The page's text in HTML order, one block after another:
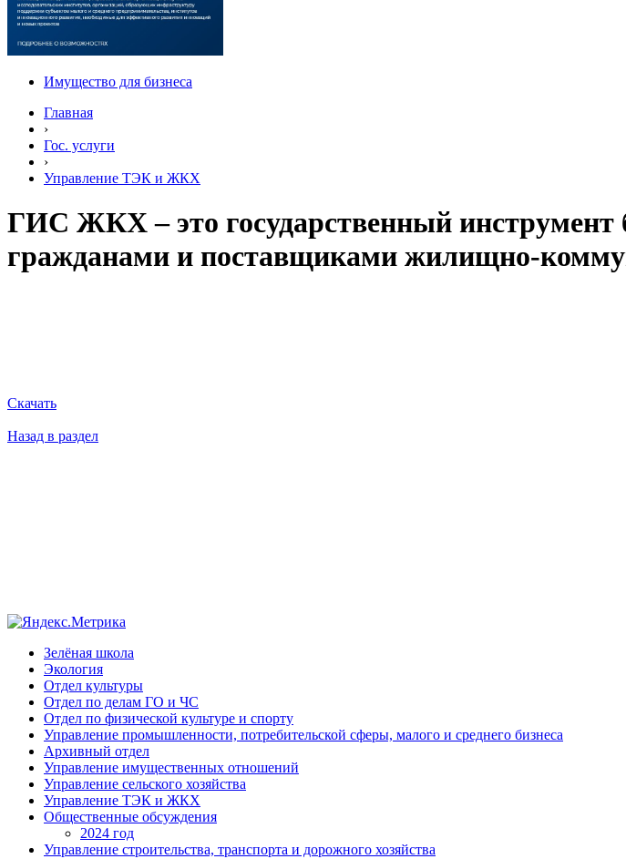
Имущество для бизнеса
Главная
›
Гос. услуги
›
Управление ТЭК и ЖКХ
ГИС ЖКХ – это государственный инструмент
гражданами и поставщиками жилищно-
Скачать
Назад в раздел
Зелёная школа
Экология
Отдел культуры
Отдел по делам ГО и ЧС
Отдел по физической культуре и спорту
Управление промышленности, потребительской сферы, малого и среднего бизнеса
Архивный отдел
Управление имущественных отношений
Управление сельского хозяйства
Управление ТЭК и ЖКХ
Общественные обсуждения
2024 год
Управление строительства, транспорта и дорожного хозяйства